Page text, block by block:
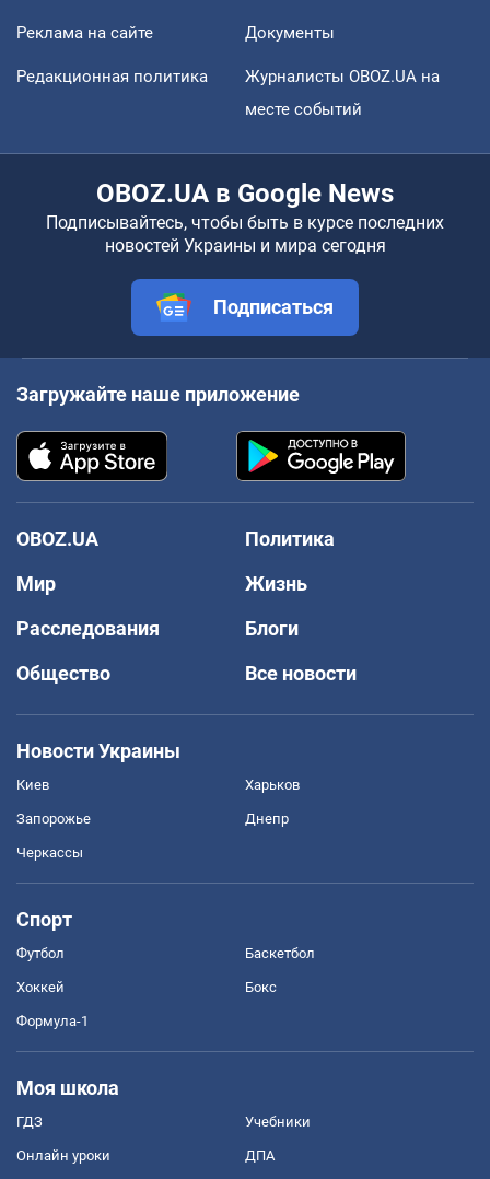
Реклама на сайте Документы
Редакционная политика
Журналисты OBOZ.UA на
месте событий
OBOZ.UA в Google News
Подписывайтесь, чтобы быть в курсе последних
новостей Украины и мира сегодня
Подписаться
Загружайте наше приложение
OBOZ.UA
Политика
Мир
Жизнь
Расследования
Блоги
Общество
Все новости
Новости Украины
Киев Харьков
Запорожье Днепр
Черкассы
Спорт
Футбол Баскетбол
Хоккей Бокс
Формула-1
Моя школа
ГДЗ Учебники
Онлайн уроки ДПА